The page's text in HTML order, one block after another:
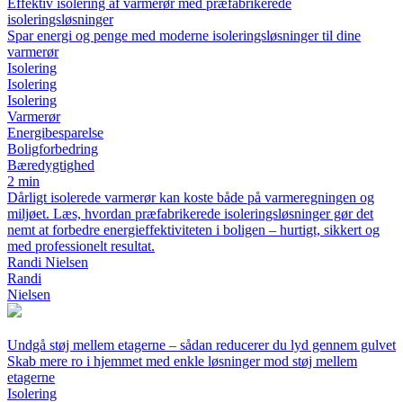
Effektiv isolering af varmerør med præfabrikerede
isoleringsløsninger
Spar energi og penge med moderne isoleringsløsninger til dine
varmerør
Isolering
Isolering
Isolering
Varmerør
Energibesparelse
Boligforbedring
Bæredygtighed
2 min
Dårligt isolerede varmerør kan koste både på varmeregningen og
miljøet. Læs, hvordan præfabrikerede isoleringsløsninger gør det
nemt at forbedre energieffektiviteten i boligen – hurtigt, sikkert og
med professionelt resultat.
Randi Nielsen
Randi
Nielsen
Undgå støj mellem etagerne – sådan reducerer du lyd gennem gulvet
Skab mere ro i hjemmet med enkle løsninger mod støj mellem
etagerne
Isolering